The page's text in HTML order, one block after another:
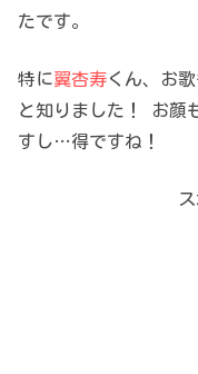
たです。
特に翼杏寿くん、お
と知りました！ お顔
すし…得ですね！